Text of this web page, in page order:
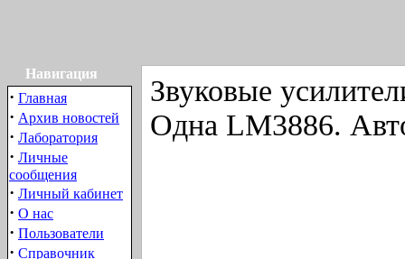
Навигация
· Главная
· Архив новостей
· Лаборатория
· Личные
сообщения
· Личный кабинет
· О нас
· Пользователи
· Справочник
Звуковые
Одна LM3886.